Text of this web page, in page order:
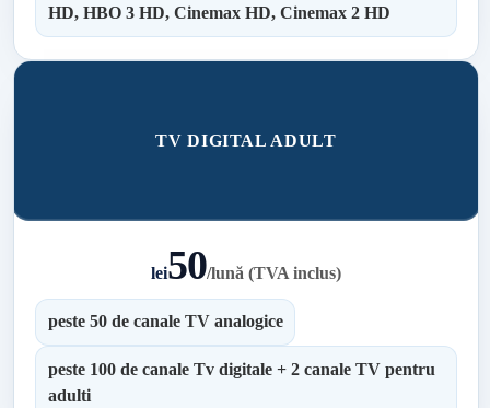
HD, HBO 3 HD, Cinemax HD, Cinemax 2 HD
TV DIGITAL ADULT
lei50/lună (TVA inclus)
peste 50 de canale TV analogice
peste 100 de canale Tv digitale + 2 canale TV pentru
adulti